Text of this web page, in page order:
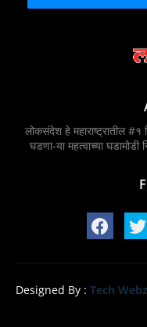
लोकसंदेश हे महाराष्ट्रातील
घडणा-या महत्वाच्या
Designed By : Tech